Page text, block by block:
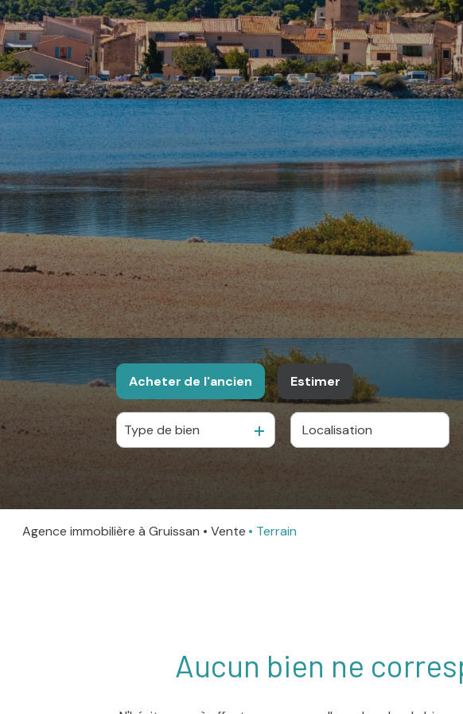
agence
Contact
Acheter de l'ancien
De l'ancien
Estimer
Type de bien
Agence immobilière à Gruissan Vente Terrain
Aucun bien ne